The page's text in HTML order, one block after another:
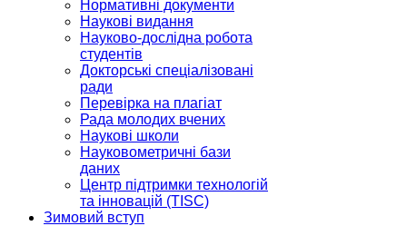
Нормативні документи
Наукові видання
Науково-дослідна робота
студентів
Докторські спеціалізовані
ради
Перевірка на плагіат
Рада молодих вчених
Наукові школи
Науковометричні бази
даних
Центр підтримки технологій
та інновацій (TISC)
Зимовий вступ